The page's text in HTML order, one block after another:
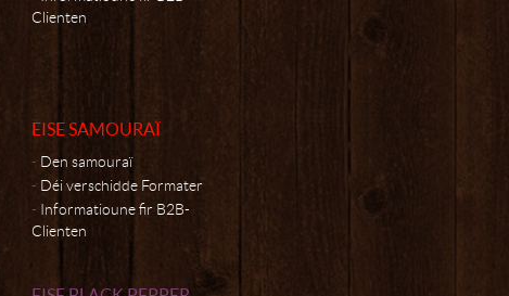
Clienten
EISE SAMOURAÏ
Den samouraï
Déi verschidde Formater
Informatioune fir B2B-
Clienten